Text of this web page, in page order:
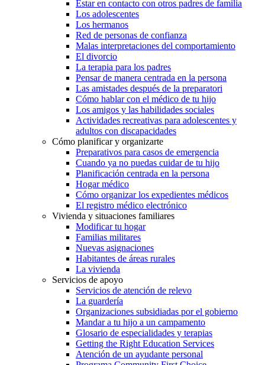
Estar en contacto con otros padres de familia
Los adolescentes
Los hermanos
Red de personas de confianza
Malas interpretaciones del comportamiento
El divorcio
La terapia para los padres
Pensar de manera centrada en la persona
Las amistades después de la preparatori
Cómo hablar con el médico de tu hijo
Los amigos y las habilidades sociales
Actividades recreativas para adolescentes y
adultos con discapacidades
Cómo planificar y organizarte
Preparativos para casos de emergencia
Cuando ya no puedas cuidar de tu hijo
Planificación centrada en la persona
Hogar médico
Cómo organizar los expedientes médicos
El registro médico electrónico
Vivienda y situaciones familiares
Modificar tu hogar
Familias militares
Nuevas asignaciones
Habitantes de áreas rurales
La vivienda
Servicios de apoyo
Servicios de atención de relevo
La guardería
Organizaciones subsidiadas por el gobierno
Mandar a tu hijo a un campamento
Glosario de especialidades y terapias
Getting the Right Education Services
Atención de un ayudante personal